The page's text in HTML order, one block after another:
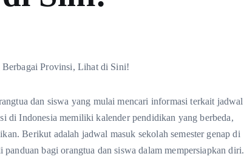
dan siswa yang mulai mencari informasi terkait jadwal
di Indonesia memiliki kalender pendidikan yang berbeda,
Berikut adalah jadwal masuk sekolah semester genap di
bagi orangtua dan siswa dalam mempersiapkan diri.